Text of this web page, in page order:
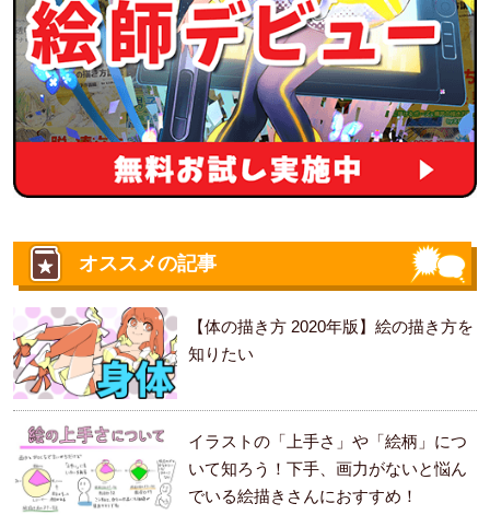
オススメの記事
【体の描き方 2020年版】絵の描き方を
知りたい
イラストの「上手さ」や「絵柄」につ
いて知ろう！下手、画力がないと悩ん
でいる絵描きさんにおすすめ！